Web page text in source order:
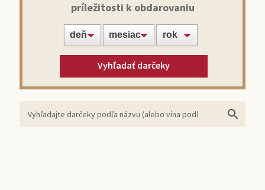
Noviny zo dňa narodenia
Víno z roku narodenia
príležitosti k obdarovaniu
Vyhľadať darčeky